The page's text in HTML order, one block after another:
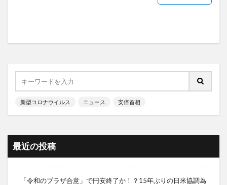
新型コロナウイルス ニュース 安倍首相
最近の投稿
「令和のプラザ合意」で円安終了か！？15年ぶりの日米協調為